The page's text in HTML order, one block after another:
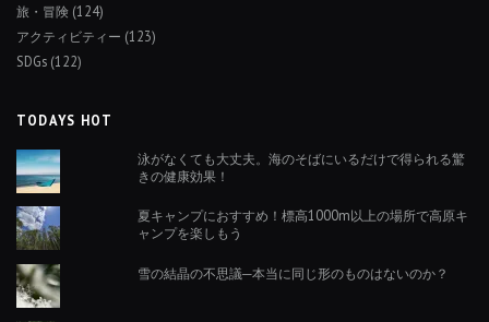
旅・冒険 (124)
アクティビティー (123)
SDGs (122)
TODAYS HOT
泳がなくても大丈夫。海のそばにいるだけで得られる驚
きの健康効果！
夏キャンプにおすすめ！標高1000m以上の場所で高原キ
ャンプを楽しもう
雪の結晶の不思議─本当に同じ形のものはないのか？